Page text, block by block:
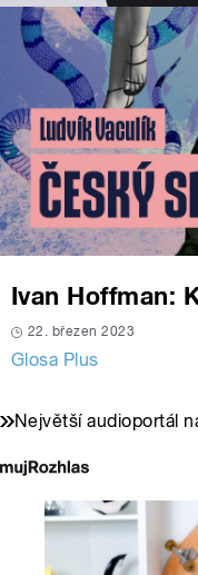
Ivan Hoffman:
22. březen 2023
Glosa Plus
Největší audioportál